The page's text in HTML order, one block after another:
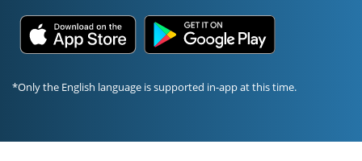
*Only the English language is supported in-app at this time.